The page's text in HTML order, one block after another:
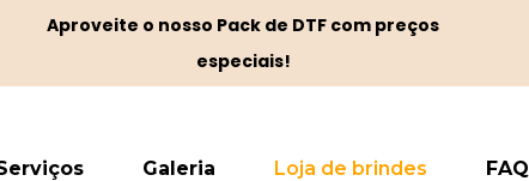
Aproveite o nosso Pack de DTF com preços
especiais!
Galeria Loja de brindes FAQ